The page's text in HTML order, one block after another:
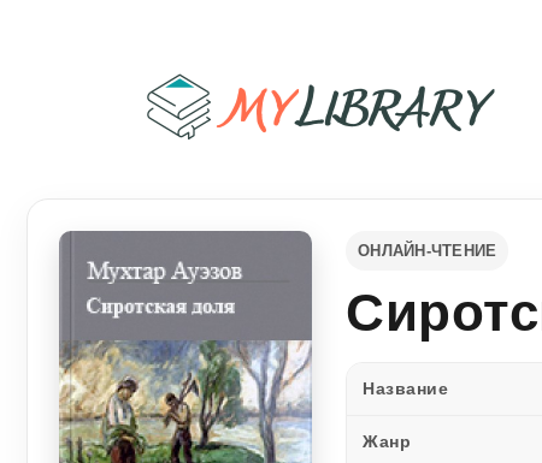
ОНЛАЙН-ЧТЕНИЕ
Название
Жанр